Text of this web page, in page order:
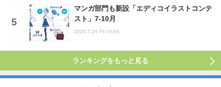
マンガ部門も新設「エディコイラストコンテ
スト」7-10月
2026.7.24 Fri 10:45
ランキングをもっと見る